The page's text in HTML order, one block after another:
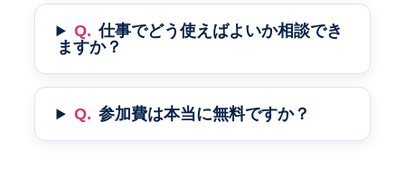
Q. 仕事でどう使えばよいか相談でき
ますか？
Q. 参加費は本当に無料ですか？